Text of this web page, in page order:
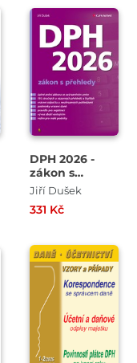
DPH 2026 -
zákon s
přehledy
Jiří Dušek
331 Kč